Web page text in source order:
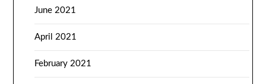
June 2021
April 2021
February 2021